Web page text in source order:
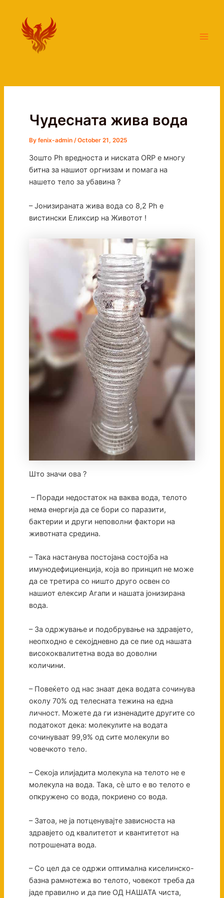
content
Чудесната жива вода
By fenix-admin /October 21, 2025
Зошто Ph вредноста и ниската ORP е многу
битна за нашиот оргнизам и помага на
нашето тело за убавина ?
– Јонизираната жива вода со 8,2 Ph е
вистински Еликсир на Животот !
Што значи ова ?
– Поради недостаток на ваква вода, телото
нема енергија да се бори со паразити,
бактерии и други неповолни фактори на
животната средина.
– Така настанува постојана состојба на
имунодефициенција, која во принцип не може
да се третира со ништо друго освен со
нашиот елексир Агапи и нашата јонизирана
вода.
– За одржување и подобрување на здравјето,
неопходно е секојдневно да се пие од нашата
висококвалитетна вода во доволни
количини.
– Повеќето од нас знаат дека водата сочинува
околу 70% од телесната тежина на една
личност. Можете да ги изненадите другите со
податокот дека: молекулите на водата
сочинуваат 99,9% од сите молекули во
човечкото тело.
– Секоја илијадита молекула на телото не е
молекула на вода. Така, сè што е во телото е
опкружено со вода, покриено со вода.
– Затоа, не ја потценувајте зависноста на
здравјето од квалитетот и квантитетот на
потрошената вода.
– Со цел да се одржи оптимална киселинско-
базна рамнотежа во телото, човекот треба да
јаде правилно и да пие ОД НАШАТА чиста,